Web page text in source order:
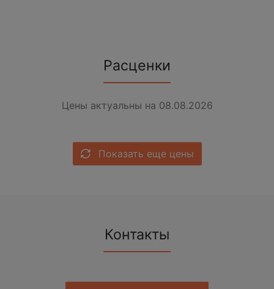
Расценки
Цены актуальны на 08.08.2026
Показать еще цены
Контакты